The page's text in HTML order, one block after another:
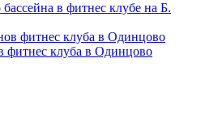
в фитнес клубе на Б.
фитнес клуба в Одинцово